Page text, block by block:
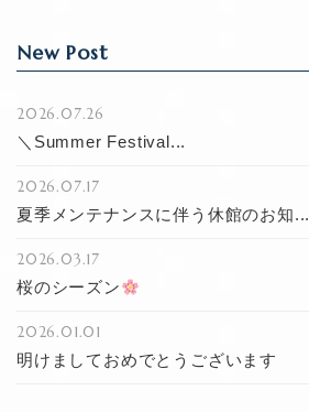
New Post
2026.07.26
＼Summer Festival...
2026.07.17
夏季メンテナンスに伴う休館のお知...
2026.03.17
桜のシーズン
2026.01.01
明けましておめでとうございます